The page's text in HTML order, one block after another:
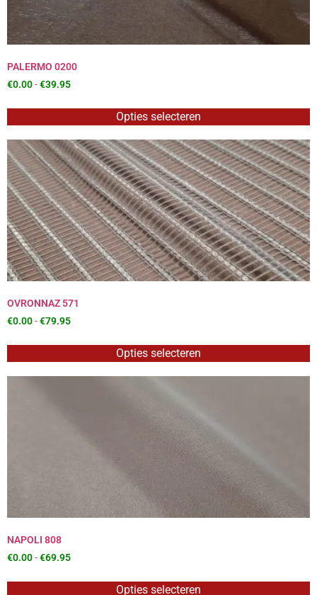
PALERMO 0200
€0.00-€39.95
Opties selecteren
OVRONNAZ 571
€0.00-€79.95
Opties selecteren
NAPOLI 808
€0.00-€69.95
Opties selecteren